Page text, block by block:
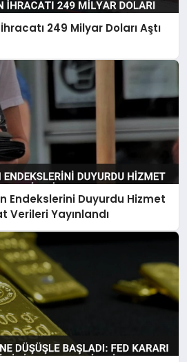
249 Milyar Doları Aştı
Endekslerini Duyurdu Hizmet
Verileri Yayınlandı